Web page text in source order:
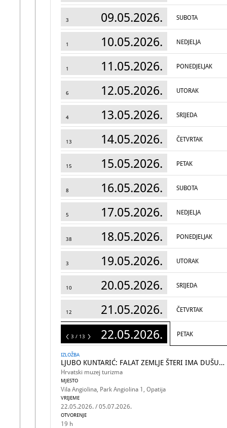
3 09.05.2026. SUBOTA
1 10.05.2026. NEDJELJA
1 11.05.2026. PONEDJELJAK
6 12.05.2026. UTORAK
4 13.05.2026. SRIJEDA
13 14.05.2026. ČETVRTAK
15 15.05.2026. PETAK
8 16.05.2026. SUBOTA
5 17.05.2026. NEDJELJA
38 18.05.2026. PONEDJELJAK
3 19.05.2026. UTORAK
10 20.05.2026. SRIJEDA
12 21.05.2026. ČETVRTAK
13 22.05.2026. PETAK
3 / 13
IZLOŽBA
LJUBO KUNTARIĆ: FALAT ZEMLJE ŠTERI IMA DUŠU…
Hrvatski muzej turizma
MJESTO
Vila Angiolina, Park Angiolina 1, Opatija
VRIJEME
22.05.2026. / 05.07.2026.
OTVORENJE
19 h